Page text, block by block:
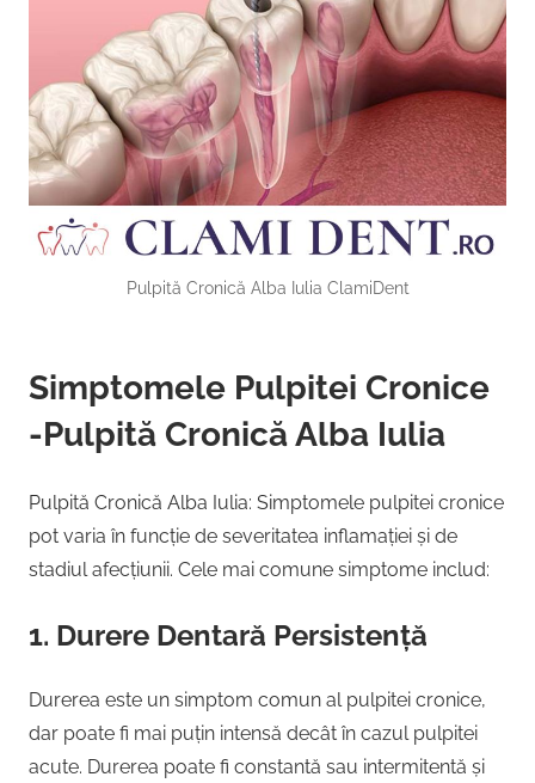
Pulpită Cronică Alba Iulia ClamiDent
Simptomele Pulpitei Cronice
-Pulpită Cronică Alba Iulia
Pulpită Cronică Alba Iulia: Simptomele pulpitei cronice
pot varia în funcție de severitatea inflamației și de
stadiul afecțiunii. Cele mai comune simptome includ:
1. Durere Dentară Persistență
Durerea este un simptom comun al pulpitei cronice,
dar poate fi mai puțin intensă decât în cazul pulpitei
acute. Durerea poate fi constantă sau intermitentă și